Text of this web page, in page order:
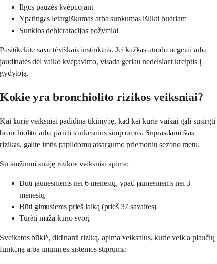
Ilgos pauzės kvėpuojant
Ypatingas letargiškumas arba sunkumas išlikti budriam
Sunkios dehidratacijos požymiai
Pasitikėkite savo tėviškais instinktais. Jei kažkas atrodo negerai arba
jaudinatės dėl vaiko kvėpavimo, visada geriau nedelsiant kreiptis į
gydytoją.
Kokie yra bronchiolito rizikos veiksniai?
Kai kurie veiksniai padidina tikimybę, kad kai kurie vaikai gali susirgti
bronchiolitu arba patirti sunkesnius simptomus. Suprasdami šias
rizikas, galite imtis papildomų atsargumo priemonių sezono metu.
Su amžiumi susiję rizikos veiksniai apima:
Būti jaunesniems nei 6 mėnesių, ypač jaunesniems nei 3
mėnesių
Būti gimusiems prieš laiką (prieš 37 savaites)
Turėti mažą kūno svorį
Sveikatos būklė, didinanti riziką, apima veiksnius, kurie veikia plaučių
funkciją arba imuninės sistemos stiprumą: